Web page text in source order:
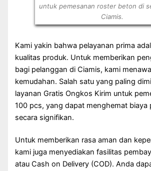
untuk pemesanan roster beton di
Ciamis.
Kami yakin bahwa pelayanan prima
kualitas produk. Untuk memberikan
bagi pelanggan di Ciamis, kami
kemudahan. Salah satu yang paling
layanan Gratis Ongkos Kirim untuk
100 pcs, yang dapat menghemat biaya
secara signifikan.
Untuk memberikan rasa aman dan
kami juga menyediakan fasilitas
atau Cash on Delivery (COD). Anda